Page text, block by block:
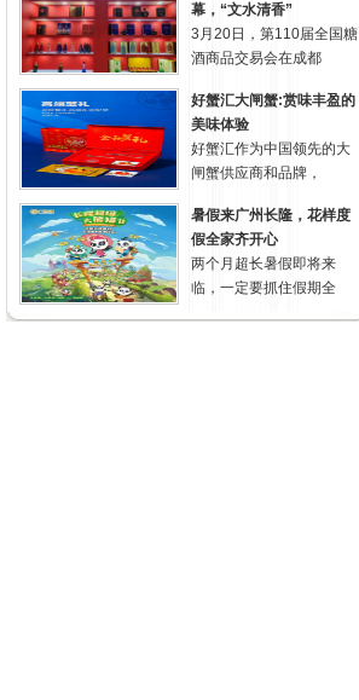
幕，“文水清香”
3月20日，第110届全国糖
酒商品交易会在成都
好蟹汇大闸蟹:赏味丰盈的
美味体验
好蟹汇作为中国领先的大
闸蟹供应商和品牌，
暑假来广州长隆，花样度
假全家齐开心
两个月超长暑假即将来
临，一定要抓住假期全